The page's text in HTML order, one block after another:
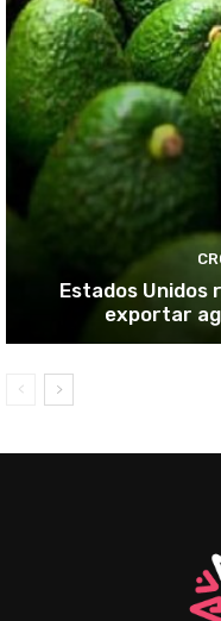
Estados Unidos
exportar